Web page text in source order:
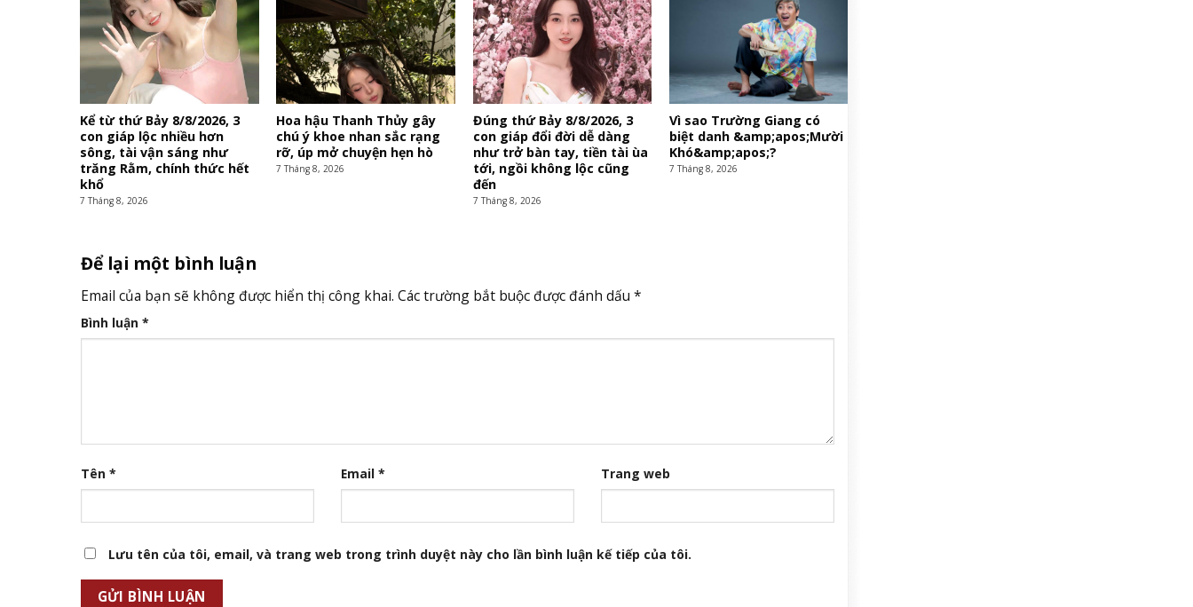
Kể từ thứ Bảy 8/8/2026, 3
con giáp lộc nhiều hơn
sông, tài vận sáng như
trăng Rằm, chính thức hết
khổ
7 Tháng 8, 2026
Hoa hậu Thanh Thủy gây
chú ý khoe nhan sắc rạng
rỡ, úp mở chuyện hẹn hò
7 Tháng 8, 2026
Đúng thứ Bảy 8/8/2026, 3
con giáp đổi đời dễ dàng
như trở bàn tay, tiền tài ùa
tới, ngồi không lộc cũng
đến
7 Tháng 8, 2026
Vì sao Trường Giang có
biệt danh &amp;apos;Mười
Khó&amp;apos;?
7 Tháng 8, 2026
Để lại một bình luận
Email của bạn sẽ không được hiển thị công khai. Các trường bắt buộc được đánh dấu *
Bình luận *
Tên * Email * Trang web
Lưu tên của tôi, email, và trang web trong trình duyệt này cho lần bình luận kế tiếp của tôi.